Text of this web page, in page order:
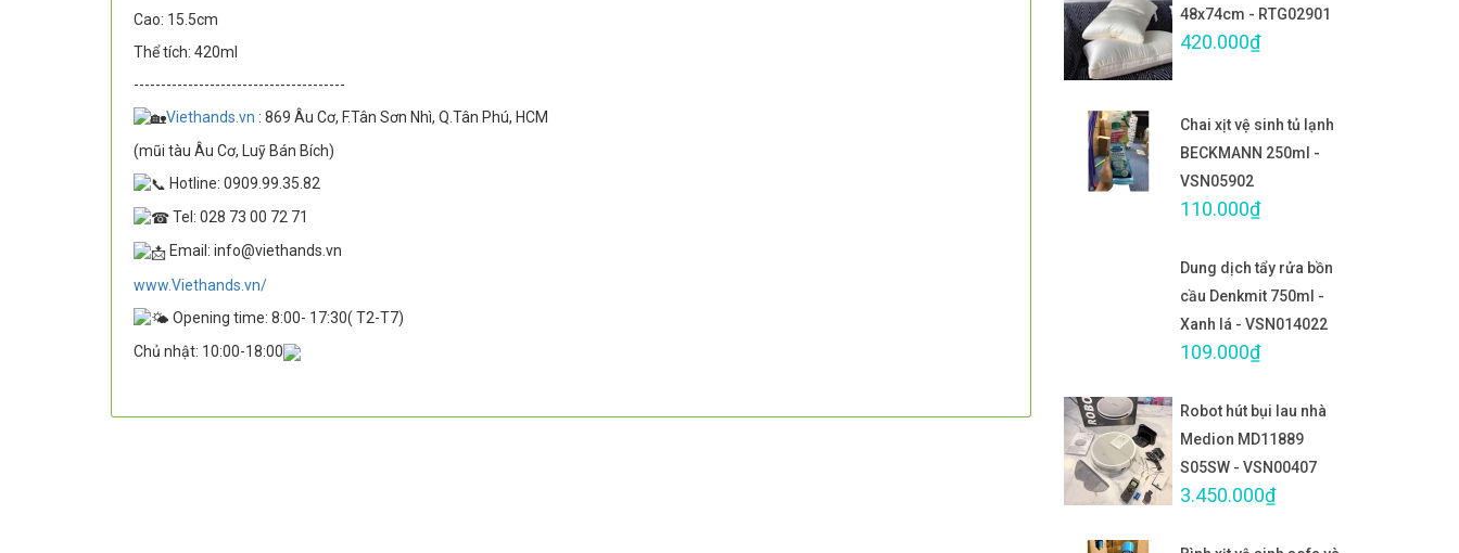
Cao: 15.5cm
Thể tích: 420ml
---------------------------------------
Viethands.vn : 869 Âu Cơ, F.Tân Sơn Nhì, Q.Tân Phú, HCM
(mũi tàu Âu Cơ, Luỹ Bán Bích)
Hotline: 0909.99.35.82
Tel: 028 73 00 72 71
Email: info@viethands.vn
www.Viethands.vn/
Opening time: 8:00- 17:30( T2-T7)
Chủ nhật: 10:00-18:00
48x74cm - RTG02901
420.000₫
Chai xịt vệ sinh tủ lạnh
BECKMANN 250ml -
VSN05902
110.000₫
Dung dịch tẩy rửa bồn
cầu Denkmit 750ml -
Xanh lá - VSN014022
109.000₫
Robot hút bụi lau nhà
Medion MD11889
S05SW - VSN00407
3.450.000₫